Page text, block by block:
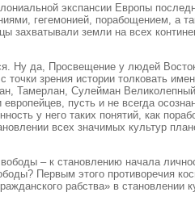
экспансии Европы
гегемонией, порабощением, а
земли на всех
Ну да, Просвещение у людей
зрения истории толковать
Тамерлан, Сулейман
пусть и не всегда
у него таких понятий, как
всех значимых культур
– к становлению начала
Первым этого противоречия
рабства» в